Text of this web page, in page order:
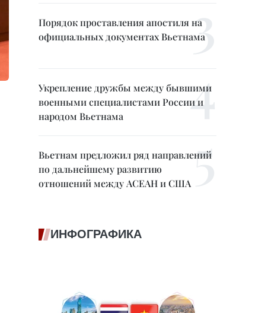
Порядок проставления апостиля на
официальных документах Вьетнама
Укрепление дружбы между бывшими
военными специалистами России и
народом Вьетнама
Вьетнам предложил ряд направлений
по дальнейшему развитию
отношений между АСЕАН и США
ИНФОГРАФИКА